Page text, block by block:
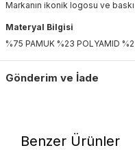
Markanın ikonik logosu ve
Materyal Bilgisi
%75 PAMUK %23 POLYAMID
Gönderim ve İade
Benzer Ürünler